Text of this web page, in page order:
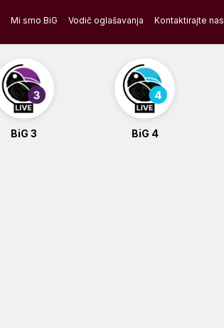
Mi smo BiG Vodič oglašavanja Kontaktirajte nas
BiG 3 BiG 4